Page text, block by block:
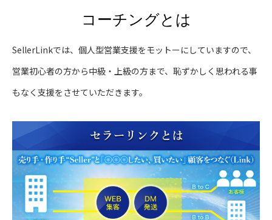
コーチングとは
SellerLinkでは、個人型営業支援をモットーにしていますので、
営業初心者の方から中級・上級の方まで、恥ずかしく思われる事
もなく支援をさせていただきます。